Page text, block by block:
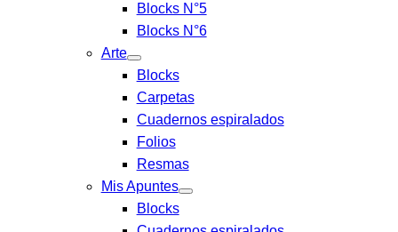
Blocks N°5
Blocks N°6
Arte
Blocks
Carpetas
Cuadernos espiralados
Folios
Resmas
Mis Apuntes
Blocks